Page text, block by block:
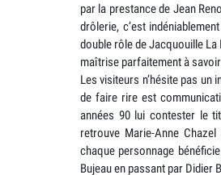
par la prestance de Jean
drôlerie, c’est
double rôle de Jacquouille
maîtrise parfaitement à
Les visiteurs n’hésite pas
de faire rire est
années 90 lui contester le
retrouve Marie-Anne
chaque personnage
Bujeau en passant par Didier